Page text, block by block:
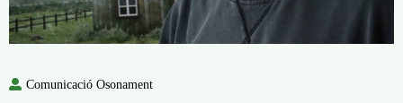
Comunicació Osonament